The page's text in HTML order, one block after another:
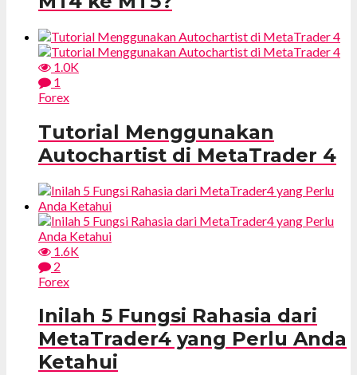
1.0K
1
Forex
Tutorial Menggunakan
Autochartist di MetaTrader 4
1.6K
2
Forex
Inilah 5 Fungsi Rahasia dari
MetaTrader4 yang Perlu Anda
Ketahui